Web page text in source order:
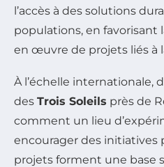
l’accès à des solutions
populations, en favorisant
en œuvre de projets liés à
À l’échelle internationale,
des Trois Soleils près de
comment un lieu
encourager des initiatives
projets forment une base